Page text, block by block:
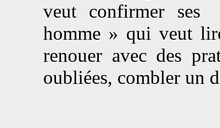
veut confirmer ses
homme » qui veut
renouer avec des
oubliées, combler un